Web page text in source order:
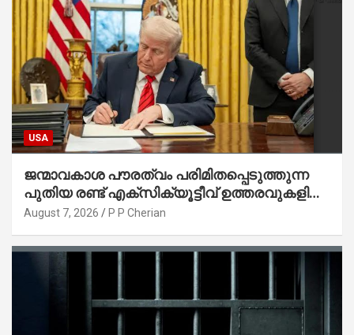
USA
ജന്മാവകാശ പൗരത്വം പരിമിതപ്പെടുത്തുന്ന
പുതിയ രണ്ട് എക്സിക്യൂട്ടീവ് ഉത്തരവുകളിൽ
ട്രംപ് ഒപ്പുവെച്ചു
August 7, 2026 P P Cherian